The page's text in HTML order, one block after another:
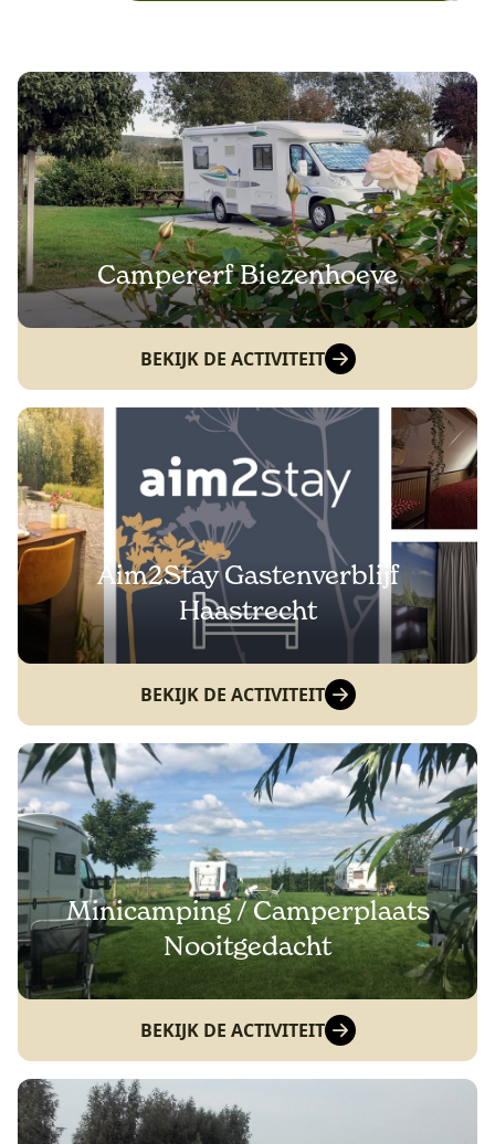
Campererf Biezenhoeve
BEKIJK DE ACTIVITEIT
Aim2Stay Gastenverblijf
Haastrecht
BEKIJK DE ACTIVITEIT
Minicamping / Camperplaats
Nooitgedacht
BEKIJK DE ACTIVITEIT